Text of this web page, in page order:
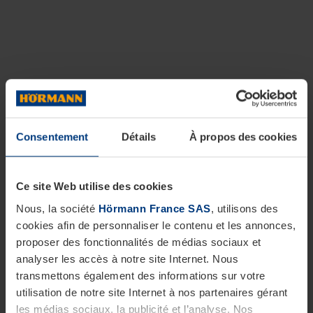
Consentement Détails À propos des cookies
Ce site Web utilise des cookies
Nous, la société Hörmann France SAS, utilisons des
cookies afin de personnaliser le contenu et les annonces,
proposer des fonctionnalités de médias sociaux et
analyser les accès à notre site Internet. Nous
transmettons également des informations sur votre
utilisation de notre site Internet à nos partenaires gérant
les médias sociaux, la publicité et l’analyse. Nos